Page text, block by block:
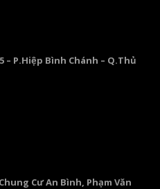
– P.Hiệp Bình Chánh – Q.Thủ
Cư An Bình, Phạm Văn